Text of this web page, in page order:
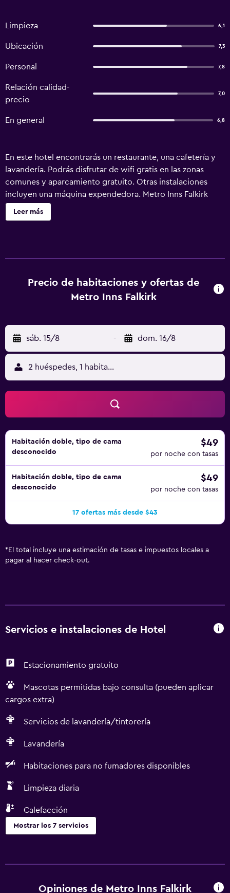
Limpieza 6,1
Ubicación 7,3
Personal 7,8
Relación calidad-
precio
7,0
En general 6,8
En este hotel encontrarás un restaurante, una cafetería y
lavandería. Podrás disfrutar de wifi gratis en las zonas
comunes y aparcamiento gratuito. Otras instalaciones
incluyen una máquina expendedora. Metro Inns Falkirk
ofrece 75 alojamientos con lavadora/secadora. Se ofrece
televisión digitales. Todos los alojamientos incluyen
Leer más
Precio de habitaciones y ofertas de
Metro Inns Falkirk
sáb. 15/8 - dom. 16/8
2 huéspedes, 1 habitación
Habitación doble, tipo de cama
desconocido
$49
por noche con tasas
Habitación doble, tipo de cama
desconocido
$49
por noche con tasas
17 ofertas más desde $43
* El total incluye una estimación de tasas e impuestos locales a
pagar al hacer check-out.
Servicios e instalaciones de Hotel
Estacionamiento gratuito
Mascotas permitidas bajo consulta (pueden aplicar
cargos extra)
Servicios de lavandería/tintorería
Lavandería
Habitaciones para no fumadores disponibles
Limpieza diaria
Calefacción
Mostrar los 7 servicios
Habitaciones para no fumadores disponibles
Mascotas permitidas bajo consulta (pueden aplicar cargos
Opiniones de Metro Inns Falkirk